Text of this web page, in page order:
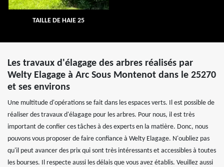
TAILLE DE HAIE 25
Les travaux d'élagage des arbres réalisés par
Welty Elagage à Arc Sous Montenot dans le 25270
et ses environs
Une multitude d'opérations se fait dans les espaces verts. Il est possible de
réaliser des travaux d'élagage pour les arbres. Pour nous, il est très
important de confier ces tâches à des experts en la matière. Donc, nous
pouvons vous proposer de faire confiance à Welty Elagage. N'oubliez pas
qu'il peut avancer des prix qui sont très intéressants et accessibles à toutes
les bourses. Il respecte aussi les délais que vous avez établis. Veuillez aussi